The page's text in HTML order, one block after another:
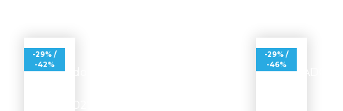
-29% /
-42%
-29% /
-46%